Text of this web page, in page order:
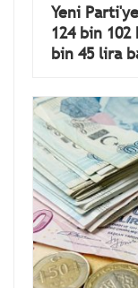
Yeni
124 bin
bin 45 lira